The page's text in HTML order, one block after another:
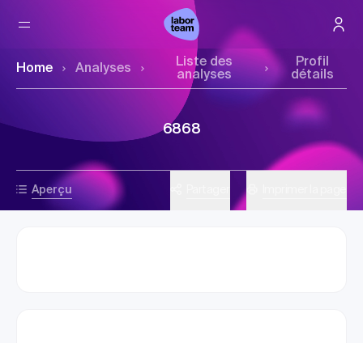
Home Analyses
Liste des
analyses
Profil
détails
Aperçu
6868